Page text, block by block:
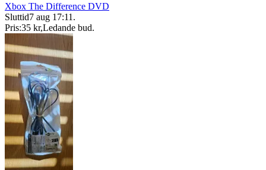
Xbox The Difference DVD
Sluttid7 aug 17:11 .
Pris:35 kr,Ledande bud.